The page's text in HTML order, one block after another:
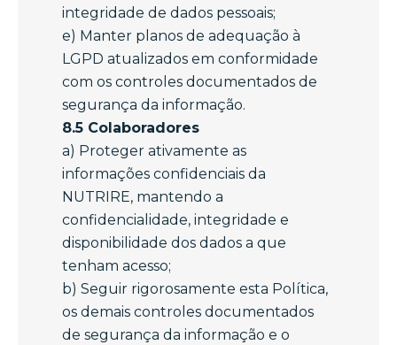
integridade de dados pessoais;
e) Manter planos de adequação à
LGPD atualizados em conformidade
com os controles documentados de
segurança da informação.
8.5 Colaboradores
a) Proteger ativamente as
informações confidenciais da
NUTRIRE, mantendo a
confidencialidade, integridade e
disponibilidade dos dados a que
tenham acesso;
b) Seguir rigorosamente esta Política,
os demais controles documentados
de segurança da informação e o